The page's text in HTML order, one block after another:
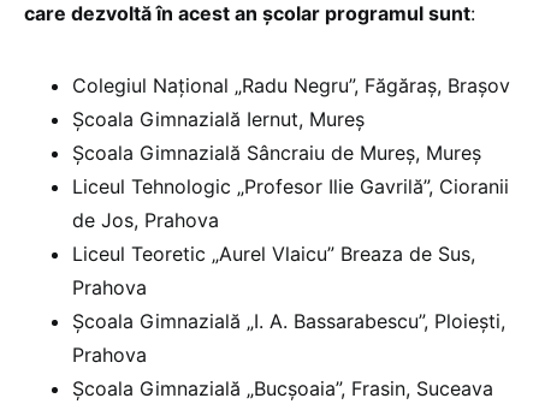
care dezvoltă în acest an școlar programul sunt:
Colegiul Național „Radu Negru”, Făgăraș, Brașov
Școala Gimnazială Iernut, Mureș
Școala Gimnazială Sâncraiu de Mureș, Mureș
Liceul Tehnologic „Profesor Ilie Gavrilă”, Cioranii
de Jos, Prahova
Liceul Teoretic „Aurel Vlaicu” Breaza de Sus,
Prahova
Școala Gimnazială „I. A. Bassarabescu”, Ploiești,
Prahova
Școala Gimnazială „Bucșoaia”, Frasin, Suceava